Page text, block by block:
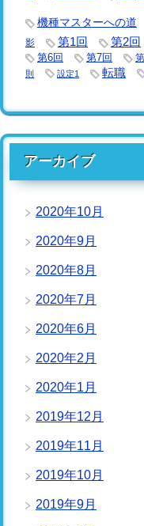
機種マスターへの道
影
第1回 第2回
第6回 第7回
則
設定1 転職
アーカイブ
2020年10月
2020年9月
2020年8月
2020年7月
2020年6月
2020年2月
2020年1月
2019年12月
2019年11月
2019年10月
2019年9月